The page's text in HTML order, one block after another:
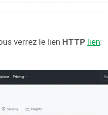
verrez le lien HTTP lien: